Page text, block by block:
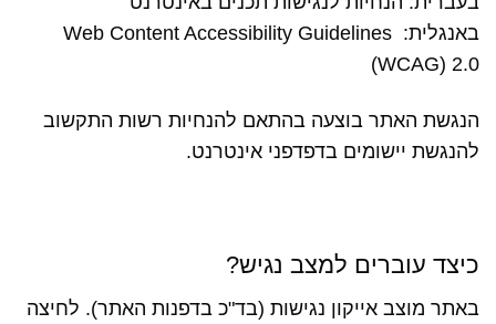
באנגלית: Web Content Accessibility Guidelines
(WCAG) 2.0
הנגשת האתר בוצעה בהתאם להנחיות רשות התקשוב
להנגשת יישומים בדפדפני אינטרנט.
כיצד עוברים למצב נגיש?
באתר מוצב אייקון נגישות (בד"כ בדפנות האתר). לחיצה